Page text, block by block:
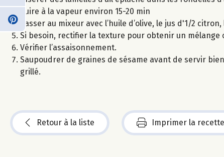
Cuire à la vapeur environ 15-20 min
Passer au mixeur avec l’huile d’olive, le jus d'1/2
Si besoin, rectifier la texture pour obtenir un mélange
Vérifier l’assaisonnement.
Saupoudrer de graines de sésame avant de servir
grillé.
Retour à la liste Imprimer la recette